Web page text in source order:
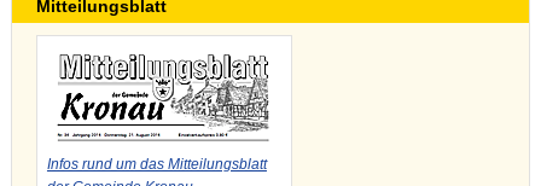
Mitteilungsblatt
Infos rund um das Mitteilungsblatt